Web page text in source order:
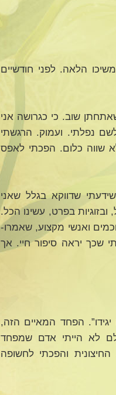
הלאה. לפני חודשיים
שוב. כי כגרושה אני
נפלתי. ועמוק. הרגשתי
שווה כלום. הפכתי לאפס
שדווקא בגלל שאני
ובזוגיות בפרט, עשינו הכל.
ואנשי מקצוע, שאמרו-
יראה סיפור חיי. אך
הפחד המאיים הזה,
לא הייתי אדם שמפחד
והפכתי לחשופה